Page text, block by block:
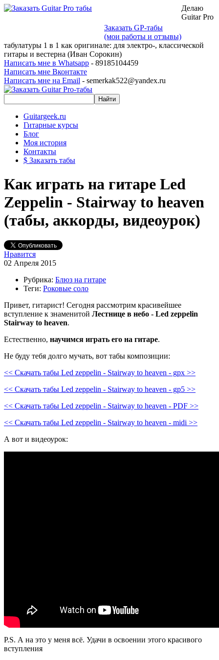
Заказать GP-табы
(мои работы и отзывы)
Делаю
Guitar Pro
табулатуры 1 в 1 как оригинале: для электро-, классической
гитары и вестерна (Иван Сорокин)
Написать мне в Whatsapp - 89185104459
Написать мне Вконтакте
Написать мне на Email - semerkak522@yandex.ru
Guitargeek.ru
Гитарные курсы
Блог
Моя история
Контакты
$ Заказать табы
Как играть на гитаре Led
Zeppelin - Stairway to heaven
(табы, аккорды, видеоурок)
Нравится
02 Апреля 2015
Рубрика: Блюз на гитаре
Теги: Роковые соло
Привет, гитарист! Сегодня рассмотрим красивейшее
вступление к знаменитой Лестнице в небо - Led zeppelin
Stairway to heaven.
Естественно, научимся играть его на гитаре.
Не буду тебя долго мучать, вот табы композиции:
<< Скачать табы Led zeppelin - Stairway to heaven - gpx >>
<< Скачать табы Led zeppelin - Stairway to heaven - gp5 >>
<< Скачать табы Led zeppelin - Stairway to heaven - PDF >>
<< Скачать табы Led zeppelin - Stairway to heaven - midi >>
А вот и видеоурок:
P.S. А на это у меня всё. Удачи в освоении этого красивого
вступления